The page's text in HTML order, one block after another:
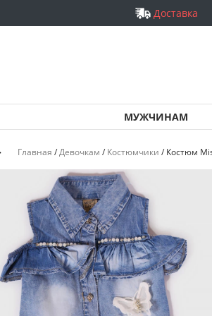
Доставка
МУЖЧИНАМ
Главная /Девочкам / Костюмчики / Костюм